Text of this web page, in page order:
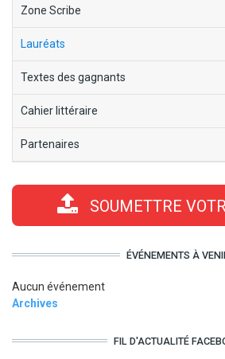
Zone Scribe
Lauréats
Textes des gagnants
Cahier littéraire
Partenaires
SOUMETTRE
ÉVÉNEMENTS À
Aucun événement
Archives
FIL D'ACTUALITÉ